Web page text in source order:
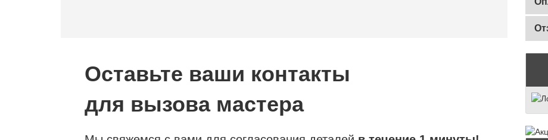
Оставьте ваши контакты
для вызова мастера